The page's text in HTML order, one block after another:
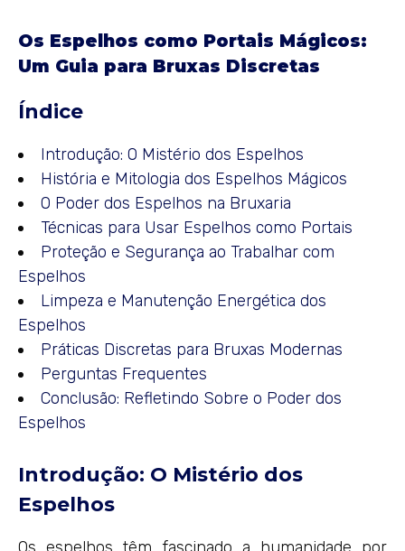
Os Espelhos como Portais Mágicos:
Um Guia para Bruxas Discretas
Índice
Introdução: O Mistério dos Espelhos
História e Mitologia dos Espelhos Mágicos
O Poder dos Espelhos na Bruxaria
Técnicas para Usar Espelhos como Portais
Proteção e Segurança ao Trabalhar com
Espelhos
Limpeza e Manutenção Energética dos
Espelhos
Práticas Discretas para Bruxas Modernas
Perguntas Frequentes
Conclusão: Refletindo Sobre o Poder dos
Espelhos
Introdução: O Mistério dos
Espelhos